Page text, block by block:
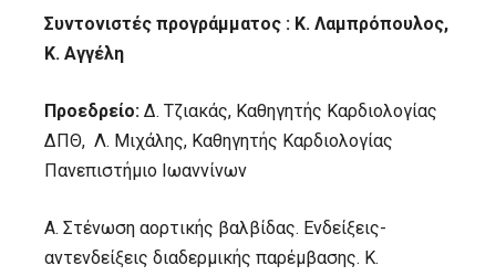
Συντονιστές προγράμματος : Κ. Λαμπρόπουλος,
Κ. Αγγέλη
Προεδρείο: Δ. Τζιακάς, Καθηγητής Καρδιολογίας
ΔΠΘ, Λ. Μιχάλης, Καθηγητής Καρδιολογίας
Πανεπιστήμιο Ιωαννίνων
Α. Στένωση αορτικής βαλβίδας. Ενδείξεις-
αντενδείξεις διαδερμικής παρέμβασης. Κ.